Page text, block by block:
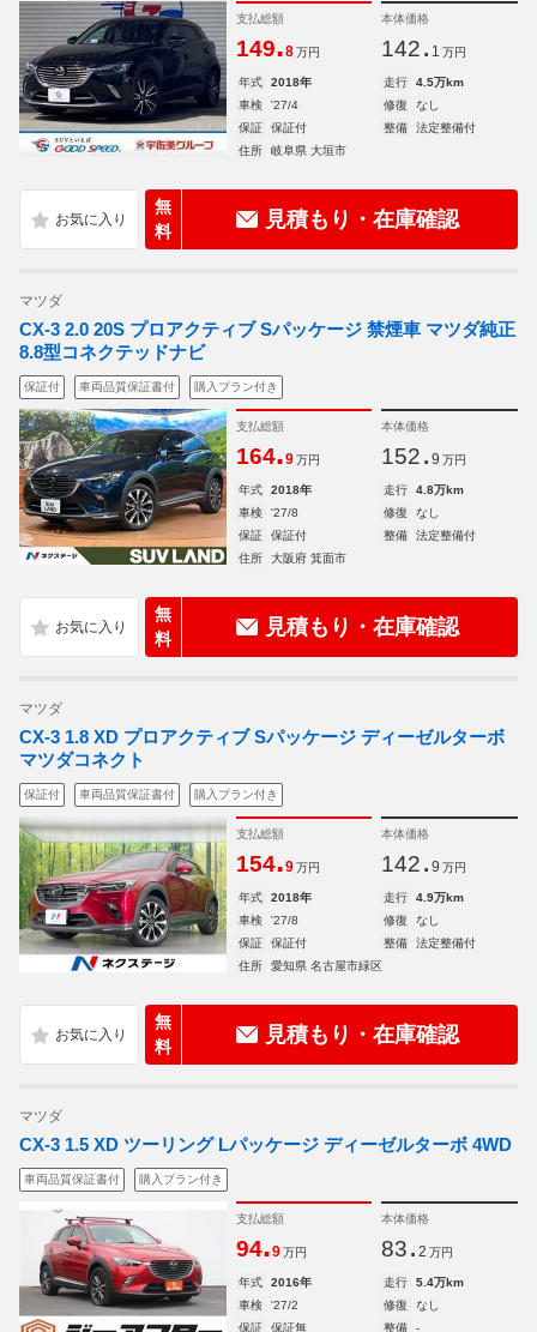
支払総額
149.8 万円
本体価格
142. 1 万円
年式 2018年 走行
4.5万km
車検
'27/4 修復
なし
保証
保証付 整備
法定整備付
住所
岐阜県 大垣市
無
料
見積もり・在庫確認
マツダ
CX-3 2.0 20S プロアクティブ Sパッケージ 禁煙車 マツダ純正
8.8型コネクテッドナビ
保証付 車両品質保証書付 購入プラン付き
支払総額
164.9 万円
本体価格
152. 9 万円
年式 2018年 走行
4.8万km
車検
'27/8 修復
なし
保証
保証付 整備
法定整備付
住所
大阪府 箕面市
無
料
見積もり・在庫確認
マツダ
CX-3 1.8 XD プロアクティブ Sパッケージ ディーゼルターボ
マツダコネクト
保証付 車両品質保証書付 購入プラン付き
支払総額
154.9 万円
本体価格
142. 9 万円
年式 2018年 走行
4.9万km
車検
'27/8 修復
なし
保証
保証付 整備
法定整備付
住所
愛知県 名古屋市緑区
無
料
見積もり・在庫確認
マツダ
CX-3 1.5 XD ツーリング Lパッケージ ディーゼルターボ 4WD
車両品質保証書付 購入プラン付き
支払総額
94.9 万円
本体価格
83. 2 万円
年式 2016年 走行
5.4万km
車検
'27/2 修復
なし
保証
保証無 整備 -